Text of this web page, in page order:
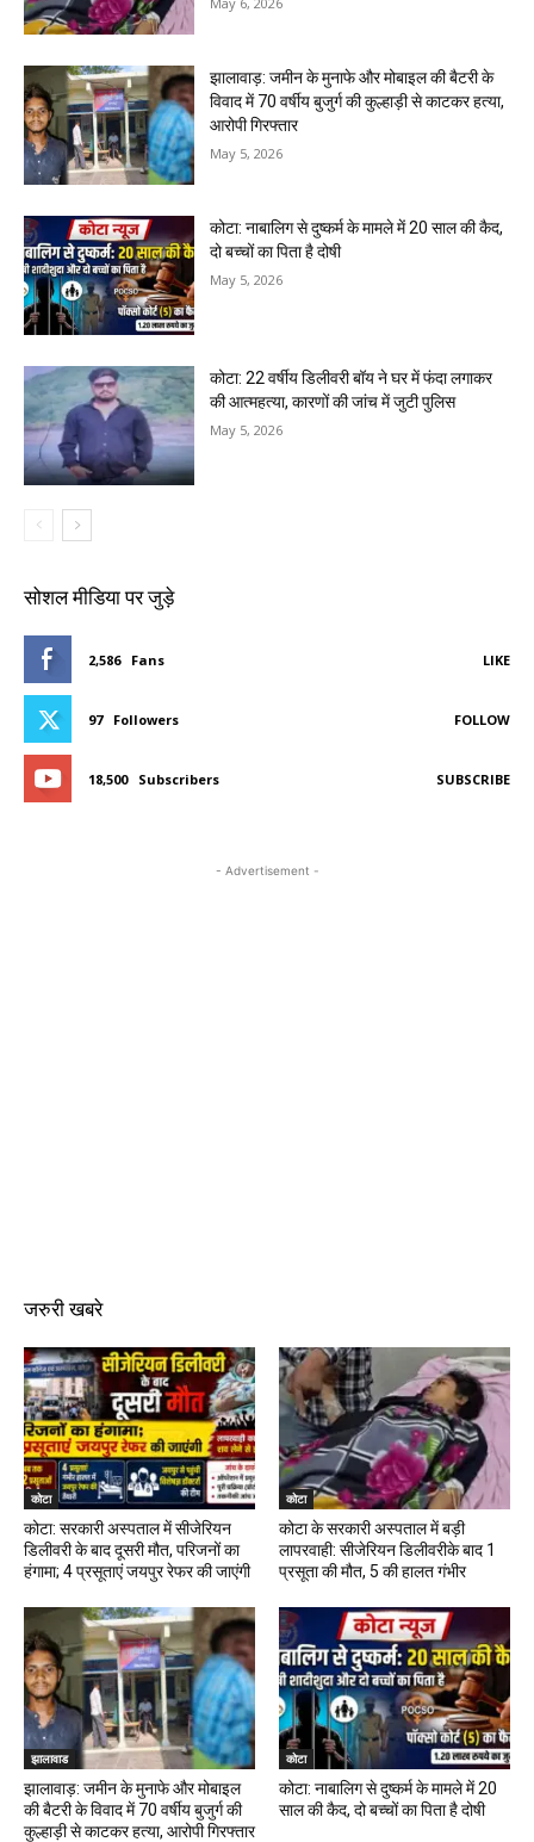
झालावाड़: जमीन के मुनाफे और मोबाइल की बैटरी के
विवाद में 70 वर्षीय बुजुर्ग की कुल्हाड़ी से काटकर हत्या,
आरोपी गिरफ्तार
May 5, 2026
कोटा: नाबालिग से दुष्कर्म के मामले में 20 साल की कैद,
दो बच्चों का पिता है दोषी
May 5, 2026
कोटा: 22 वर्षीय डिलीवरी बॉय ने घर में फंदा लगाकर
की आत्महत्या, कारणों की जांच में जुटी पुलिस
May 5, 2026
सोशल मीडिया पर जुड़े
2,586 Fans LIKE
97 Followers FOLLOW
18,500 Subscribers SUBSCRIBE
- Advertisement -
जरुरी खबरे
कोटा
कोटा: सरकारी अस्पताल में सीजेरियन
डिलीवरी के बाद दूसरी मौत, परिजनों का
हंगामा; 4 प्रसूताएं जयपुर रेफर की जाएंगी
कोटा
कोटा के सरकारी अस्पताल में बड़ी
लापरवाही: सीजेरियन डिलीवरीके बाद 1
प्रसूता की मौत, 5 की हालत गंभीर
झालावाड
झालावाड़: जमीन के मुनाफे और मोबाइल
की बैटरी के विवाद में 70 वर्षीय बुजुर्ग की
कुल्हाड़ी से काटकर हत्या, आरोपी गिरफ्तार
कोटा
कोटा: नाबालिग से दुष्कर्म के मामले में 20
साल की कैद, दो बच्चों का पिता है दोषी